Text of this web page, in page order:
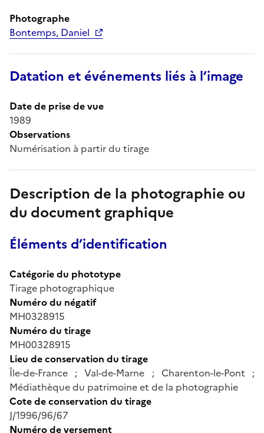
Photographe
Bontemps, Daniel
Datation et événements liés à l’image
Date de prise de vue
1989
Observations
Numérisation à partir du tirage
Description de la photographie ou
du document graphique
Éléments d’identification
Catégorie du phototype
Tirage photographique
Numéro du négatif
MH0328915
Numéro du tirage
MH00328915
Lieu de conservation du tirage
Île-de-France ; Val-de-Marne ; Charenton-le-Pont ;
Médiathèque du patrimoine et de la photographie
Cote de conservation du tirage
J/1996/96/67
Numéro de versement